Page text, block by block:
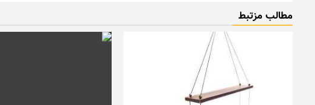
مطالب مزتبط